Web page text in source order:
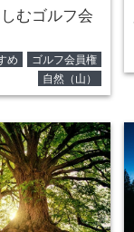
むゴルフ会
め
ゴルフ会員権
自然（山）